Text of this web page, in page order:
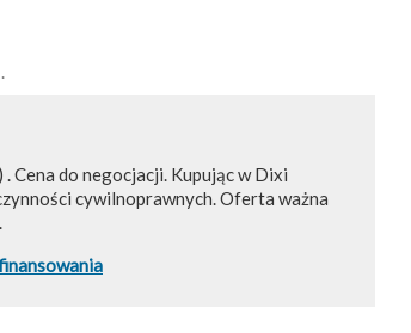
.
Cena do negocjacji. Kupując w Dixi
cywilnoprawnych. Oferta ważna